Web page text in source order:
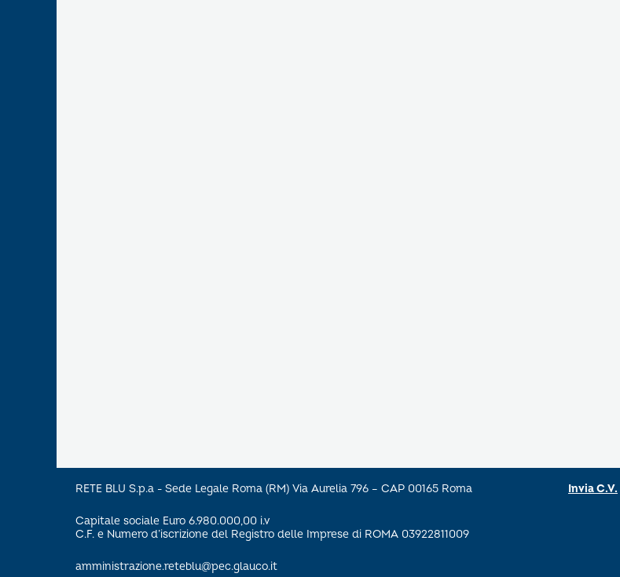
RETE BLU S.p.a - Sede Legale Roma (RM) Via Aurelia 796 – CAP 00165 Roma
Capitale sociale Euro 6.980.000,00 i.v
C.F. e Numero d’iscrizione del Registro delle Imprese di ROMA 03922811009
amministrazione.reteblu@pec.glauco.it
Invia C.V.